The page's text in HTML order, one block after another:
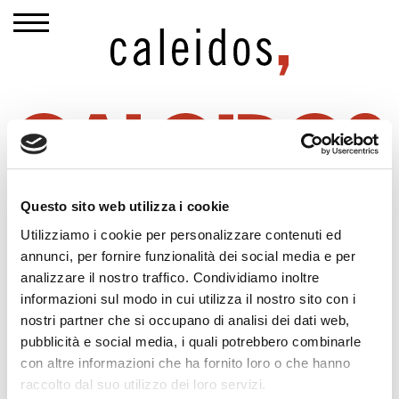
Questo sito web utilizza i cookie
Utilizziamo i cookie per personalizzare contenuti ed
annunci, per fornire funzionalità dei social media e per
analizzare il nostro traffico. Condividiamo inoltre
informazioni sul modo in cui utilizza il nostro sito con i
nostri partner che si occupano di analisi dei dati web,
pubblicità e social media, i quali potrebbero combinarle
con altre informazioni che ha fornito loro o che hanno
raccolto dal suo utilizzo dei loro servizi.
Conoscere le regole della comunicazione classica.
Incanalare la forza del pensiero strategico. Cavalcare
la dirompenza di un’idea creativa. Mettere al centro
la marca e il suo valore. Ricercare sempre il germe
dell’innovazione. Essere umani.
Crediamo che sia questo, sostanzialmente, quello